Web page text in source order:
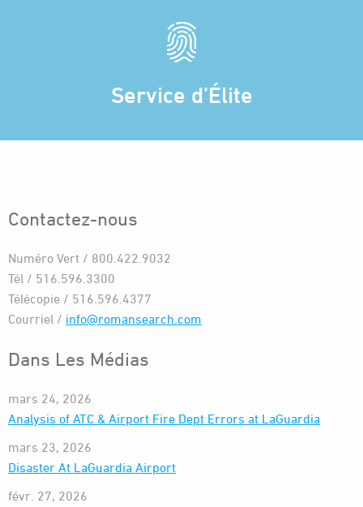
Service d’Élite
Contactez-nous
Numéro Vert / 800.422.9032
Tél / 516.596.3300
Télécopie / 516.596.4377
Courriel / info@romansearch.com
Dans Les Médias
mars 24, 2026
Analysis of ATC & Airport Fire Dept Errors at LaGuardia
mars 23, 2026
Disaster At LaGuardia Airport
févr. 27, 2026